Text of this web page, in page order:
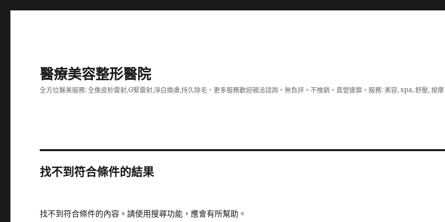
醫療美容整形醫院
全方位醫美服務: 全像皮秒雷射,G緊雷射,淨白換膚,持久除毛，更多服務歡迎親洽諮詢。無負評。不推銷。直營連鎖。服務: 美容, spa, 舒壓, 按摩
找不到符合條件的結果
找不到符合條件的內容。請使用搜尋功能，應會有所幫助。